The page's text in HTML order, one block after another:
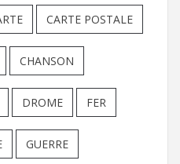
CARTE POSTALE
CHANSON
DROME FER
GUERRE